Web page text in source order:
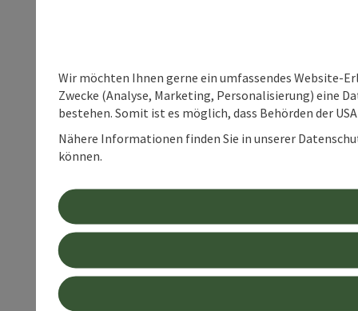
Wir möchten Ihnen gerne ein umfassendes Website-
Zwecke (Analyse, Marketing, Personalisierung) eine
bestehen. Somit ist es möglich, dass Behörden der
Nähere Informationen finden Sie in unserer
können.